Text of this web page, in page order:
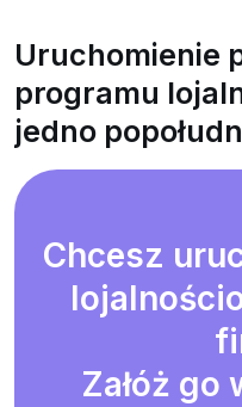
Uruchomienie
programu
jedno
Chcesz
Załóż go